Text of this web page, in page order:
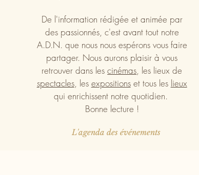
De l'information rédigée et animée par
des passionnés, c'est avant tout notre
A.D.N. que nous nous espérons vous faire
partager. Nous aurons plaisir à vous
retrouver dans lescinémas , les lieux de
spectacles, les expositionset tous les lieux
qui enrichissent notre quotidien.
Bonne lecture !
L'agenda des événements